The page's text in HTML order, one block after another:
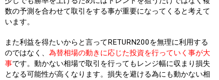
数の予測を合わせて取引をする事が重要になってくると考えて
います。
また利益を得たいからと言ってRETURN200を無理に利用する
のではなく、 為替相場の動きに応じた投資を行っていく事が大
事です。動かない相場で取引を行ってもレンジ幅に収まり損失
となる可能性が高くなります。損失を避ける為にも動かない相